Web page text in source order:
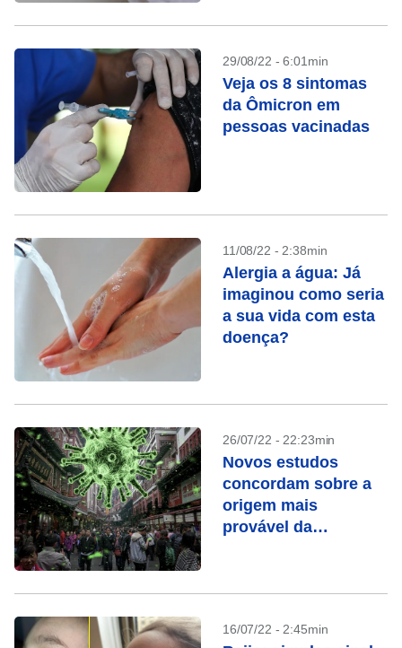
29/08/22 - 6:01min
Veja os 8 sintomas
da Ômicron em
pessoas vacinadas
11/08/22 - 2:38min
Alergia a água: Já
imaginou como seria
a sua vida com esta
doença?
26/07/22 - 22:23min
Novos estudos
concordam sobre a
origem mais
provável da
16/07/22 - 2:45min